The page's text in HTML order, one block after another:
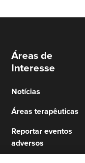
Áreas de
Interesse
Notícias
Áreas terapêuticas
Reportar eventos
adversos